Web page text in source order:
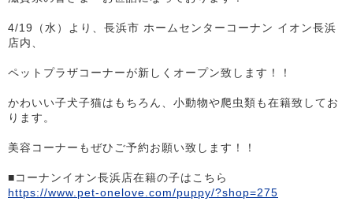
4/19（水）より、長浜市 ホームセンターコーナン イオン長浜
店内、
ペットプラザコーナーが新しくオープン致します！！
かわいい子犬子猫はもちろん、小動物や爬虫類も在籍致してお
ります。
美容コーナーもぜひご予約お願い致します！！
■コーナンイオン長浜店在籍の子はこちら
https://www.pet-onelove.com/puppy/?shop=275